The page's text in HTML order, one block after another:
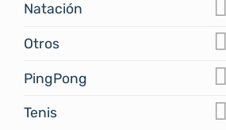
Natación
Otros
PingPong
Tenis